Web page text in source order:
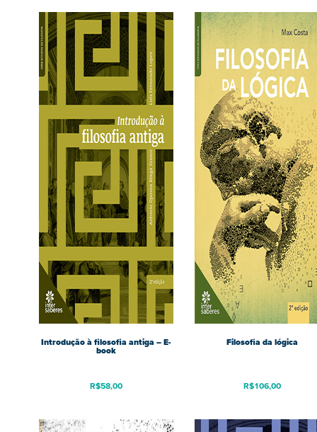
Introdução à filosofia antiga – E-
book
R$58,00
Filosofia da lógica
R$106,00